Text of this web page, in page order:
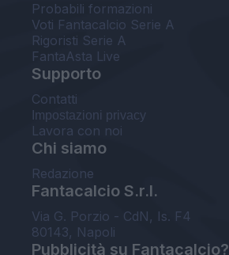
Probabili formazioni
Voti Fantacalcio Serie A
Rigoristi Serie A
FantaAsta Live
Supporto
Contatti
Impostazioni privacy
Lavora con noi
Chi siamo
Redazione
Fantacalcio S.r.l.
Via G. Porzio - CdN, Is. F4
80143, Napoli
Pubblicità su Fantacalcio?